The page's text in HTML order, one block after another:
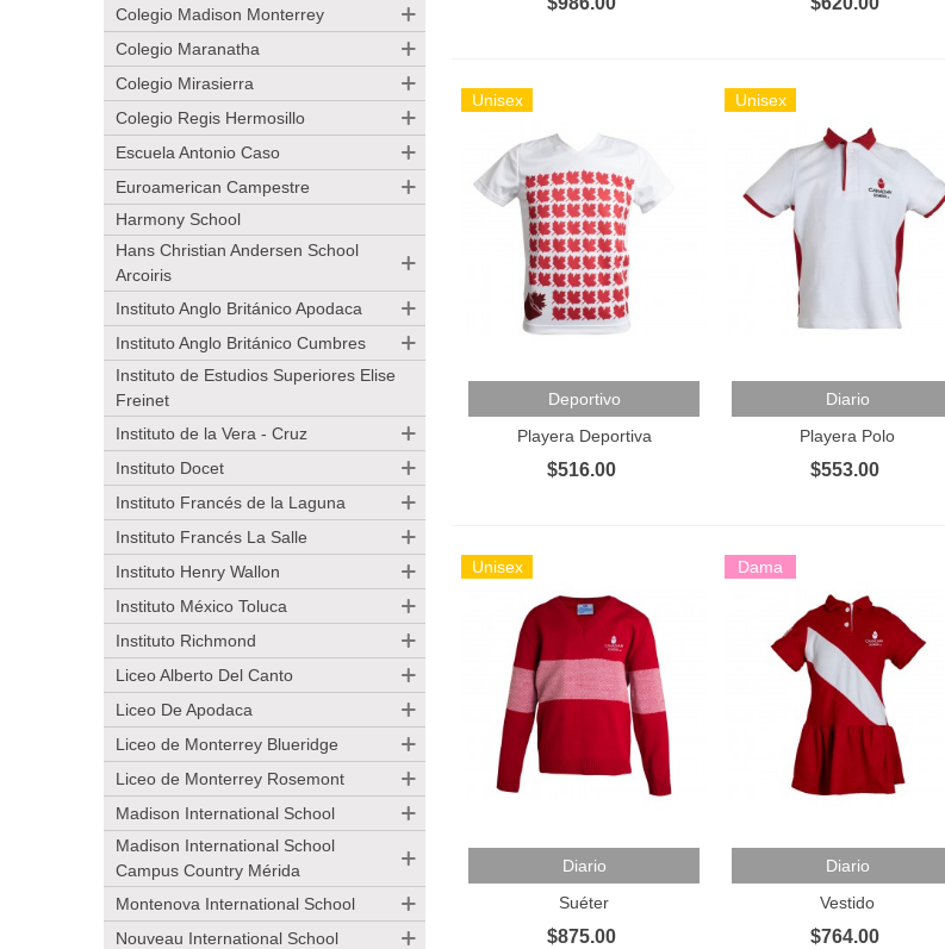
Colegio Madison Monterrey
Colegio Maranatha
Colegio Mirasierra
Colegio Regis Hermosillo
Escuela Antonio Caso
Euroamerican Campestre
Harmony School
Hans Christian Andersen School
Arcoiris
Instituto Anglo Británico Apodaca
Instituto Anglo Británico Cumbres
Instituto de Estudios Superiores Elise
Freinet
Instituto de la Vera - Cruz
Instituto Docet
Instituto Francés de la Laguna
Instituto Francés La Salle
Instituto Henry Wallon
Instituto México Toluca
Instituto Richmond
Liceo Alberto Del Canto
Liceo De Apodaca
Liceo de Monterrey Blueridge
Liceo de Monterrey Rosemont
Madison International School
Madison International School
Campus Country Mérida
Montenova International School
Nouveau International School
Unisex
Añadir Al Carrito
Deportivo
Playera Deportiva
$516.00
Unisex
Añadir Al Carrito
Diario
Playera Polo
$553.00
Unisex
Añadir Al Carrito
Diario
Suéter
$875.00
Dama
Añadir Al Carrito
Diario
Vestido
$764.00